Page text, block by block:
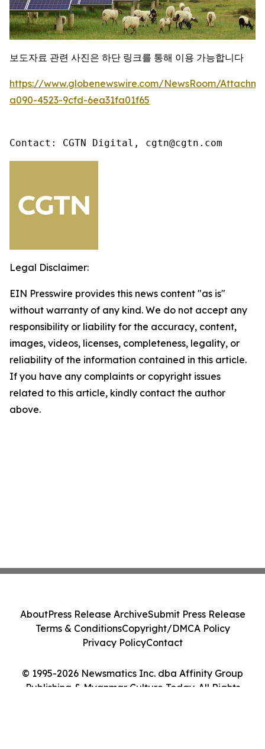
보도자료 관련 사진은 하단 링크를 통해 이용 가능합니다
https://www.globenewswire.com/NewsRoom/
a090-4523-9cfd-6ea31fa01f65
Contact: CGTN Digital, cgtn@cgtn.com
Legal Disclaimer:
EIN Presswire provides this news content "as is"
without warranty of any kind. We do not accept any
responsibility or liability for the accuracy, content,
images, videos, licenses, completeness, legality, or
reliability of the information contained in this article.
If you have any complaints or copyright issues
related to this article, kindly contact the author
above.
© 1995-2026 Newsmatics Inc. dba Affinity Group
Publishing & Myanmar Culture Today. All Rights
AboutPress Release ArchiveSubmit Press Release
Terms & ConditionsCopyright/DMCA Policy
Privacy PolicyContact